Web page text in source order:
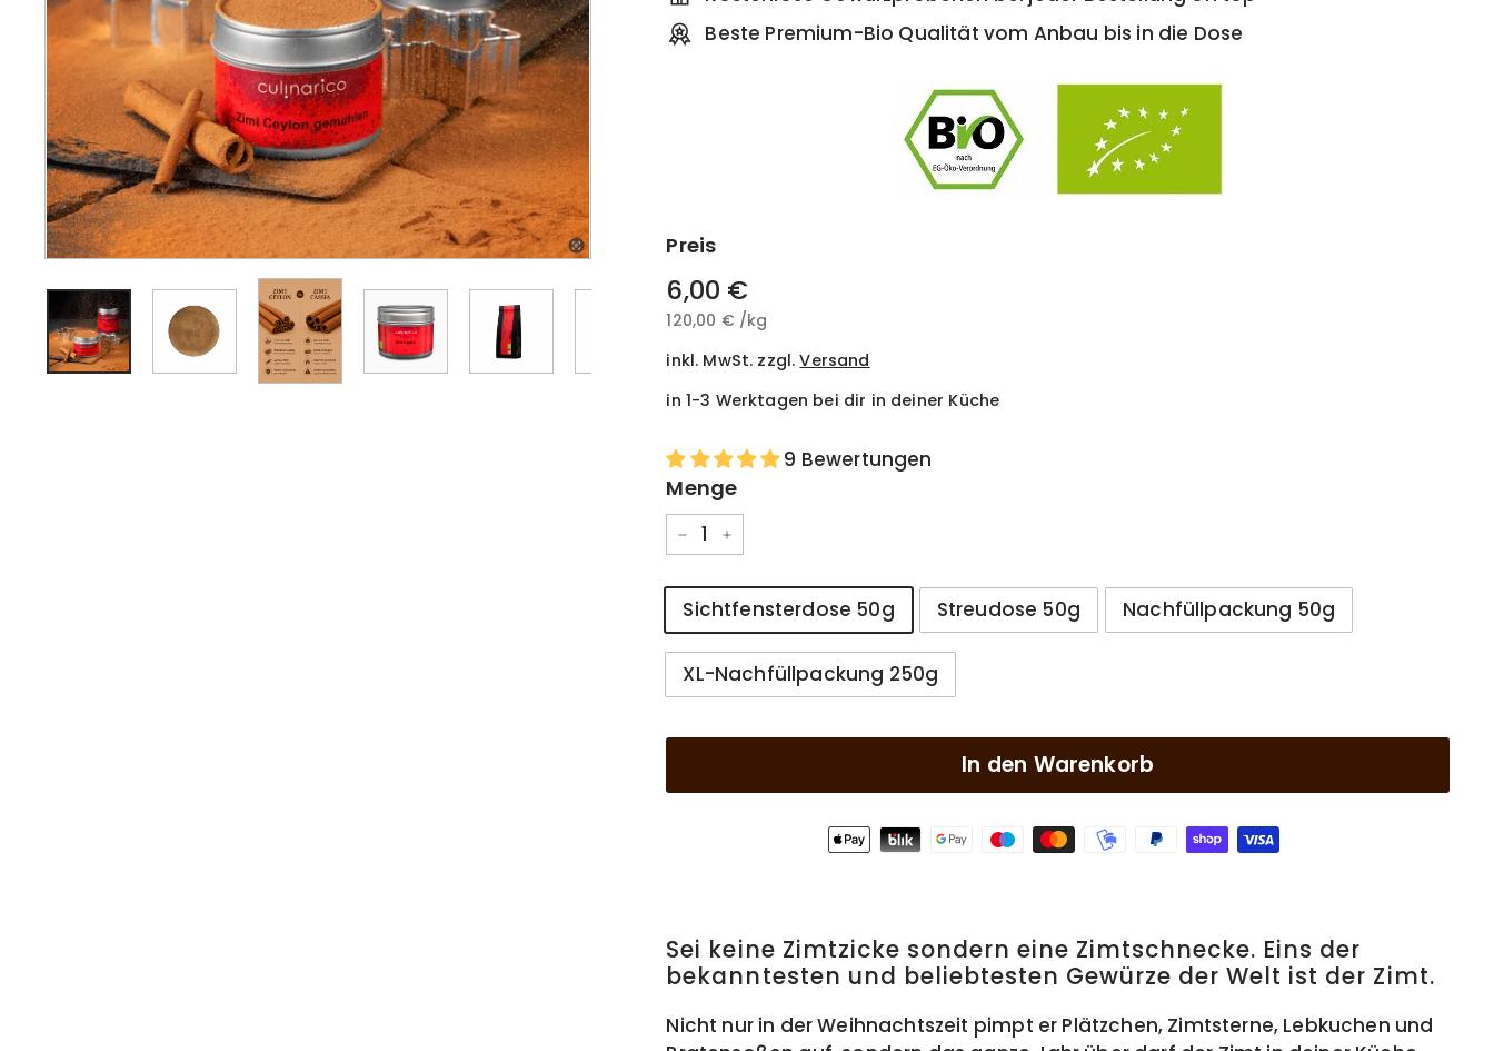
Beste Premium-Bio Qualität vom Anbau bis in die Dose
Preis
Normaler
Preis
6,00 €
€
120,00 € 120,00
/kg
inkl. MwSt. zzgl.Versand
in 1-3 Werktagen bei dir in deiner Küche
9 Bewertungen
Menge
− +
Größe
Sichtfensterdose 50g Streudose 50g Nachfüllpackung 50g
XL-Nachfüllpackung 250g
In den Warenkorb
Sei keine Zimtzicke sondern eine Zimtschnecke. Eins der
bekanntesten und beliebtesten Gewürze der Welt ist der Zimt.
Nicht nur in der Weihnachtszeit pimpt er Plätzchen, Zimtsterne, Lebkuchen und